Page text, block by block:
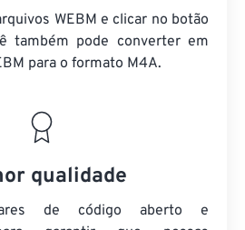
WEBM e clicar no botão
também pode converter em
para o formato M4A.
qualidade
de código aberto e